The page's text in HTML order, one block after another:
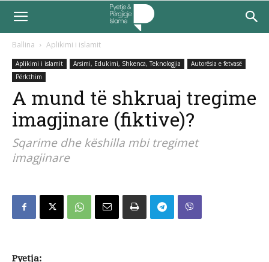
Ballina Aplikimi i islamit
Aplikimi i islamit Arsimi, Edukimi, Shkenca, Teknologjia
Autorësia e fetvasë
Përkthim
A mund të shkruaj tregime
imagjinare (fiktive)?
Sqarime dhe këshilla mbi tregimet
imagjinare
Pyetja: